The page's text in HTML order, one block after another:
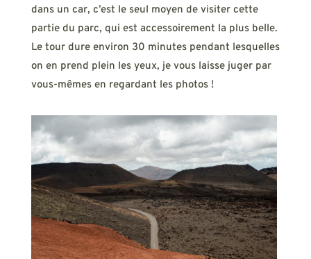
dans un car, c’est le seul moyen de visiter cette
partie du parc, qui est accessoirement la plus belle.
Le tour dure environ 30 minutes pendant lesquelles
on en prend plein les yeux, je vous laisse juger par
vous-mêmes en regardant les photos !